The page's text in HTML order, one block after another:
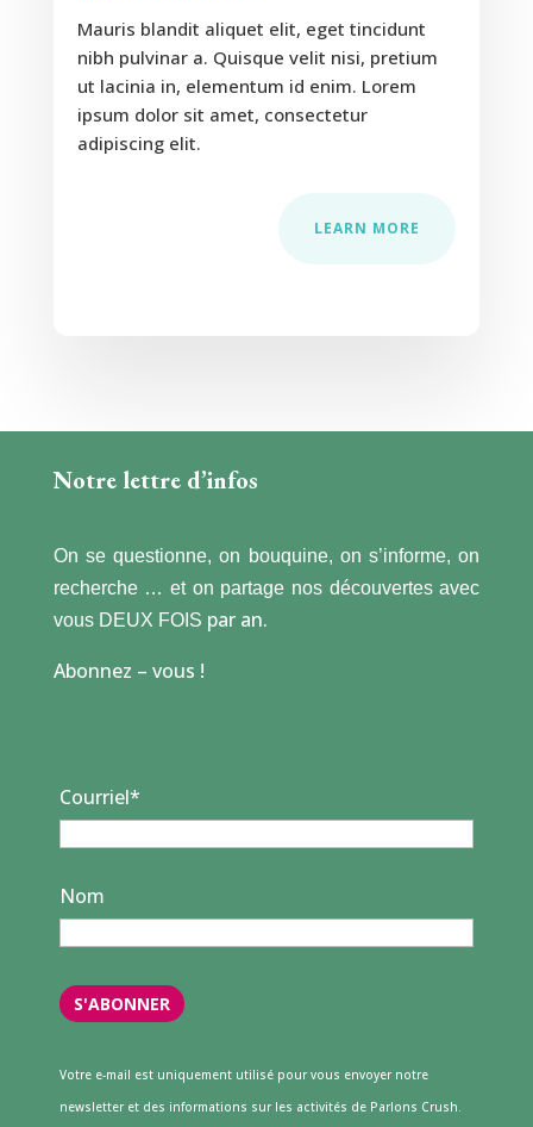
Mauris blandit aliquet elit, eget tincidunt
nibh pulvinar a. Quisque velit nisi, pretium
ut lacinia in, elementum id enim. Lorem
ipsum dolor sit amet, consectetur
adipiscing elit.
LEARN MORE
Notre lettre d’infos
On se questionne, on bouquine, on s’informe, on
recherche … et on partage nos découvertes avec
vous DEUX FOIS par an.
Abonnez – vous !
Courriel*
Nom
Votre e-mail est uniquement utilisé pour vous envoyer notre
newsletter et des informations sur les activités de Parlons Crush.